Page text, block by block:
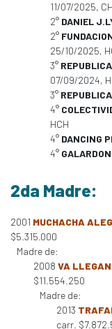
11/07/2025,
2° DANIEL
2°
25/10/2025,
3°
07/09/2024,
3°
4°
HCH
4° DANCING
4° GALARDON
2da Madre:
2001 MUCHACHA
$5.315.000
Madre de:
2008 VA
$11.554.250
Madre de:
2013
carr.